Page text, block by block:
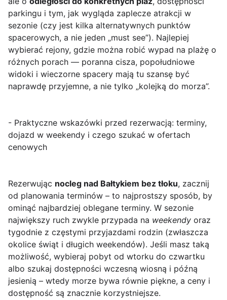
parkingu i tym, jak wygląda zaplecze atrakcji w
sezonie (czy jest kilka alternatywnych punktów
spacerowych, a nie jeden „must see”). Najlepiej
wybierać rejony, gdzie można robić wypad na plażę o
różnych porach — poranna cisza, popołudniowe
widoki i wieczorne spacery mają tu szansę być
naprawdę przyjemne, a nie tylko „kolejką do morza”.
- Praktyczne wskazówki przed rezerwacją: terminy,
dojazd w weekendy i czego szukać w ofertach
cenowych
Rezerwując nocleg nad Bałtykiem bez tłoku, zacznij
od planowania terminów – to najprostszy sposób, by
ominąć najbardziej oblegane terminy. W sezonie
największy ruch zwykle przypada na weekendy oraz
tygodnie z częstymi przyjazdami rodzin (zwłaszcza
okolice świąt i długich weekendów). Jeśli masz taką
możliwość, wybieraj pobyt od wtorku do czwartku
albo szukaj dostępności wczesną wiosną i późną
jesienią – wtedy morze bywa równie piękne, a ceny i
dostępność są znacznie korzystniejsze.